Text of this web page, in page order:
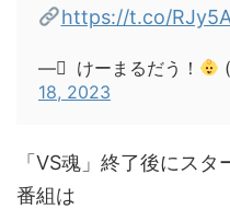
https://t.co/
— ْ けーまるだう！
18, 2023
「VS魂」終了後にス
番組は